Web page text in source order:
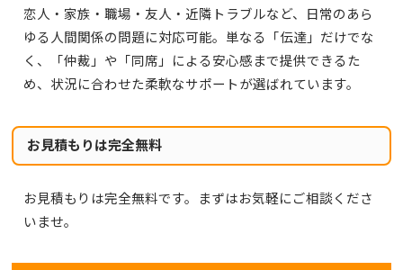
恋人・家族・職場・友人・近隣トラブルなど、日常のあら
ゆる人間関係の問題に対応可能。単なる「伝達」だけでな
く、「仲裁」や「同席」による安心感まで提供できるた
め、状況に合わせた柔軟なサポートが選ばれています。
お見積もりは完全無料
お見積もりは完全無料です。まずはお気軽にご相談くださ
いませ。